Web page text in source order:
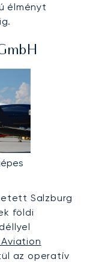
élményt
Salzburg
földi
az operatív